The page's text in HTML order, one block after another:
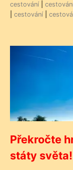
cestování
cestování
Překročte
státy světa!